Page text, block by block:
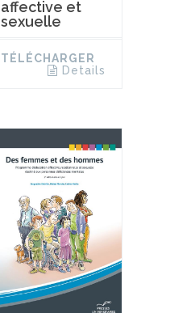
affective et
sexuelle
TÉLÉCHARGER
Details